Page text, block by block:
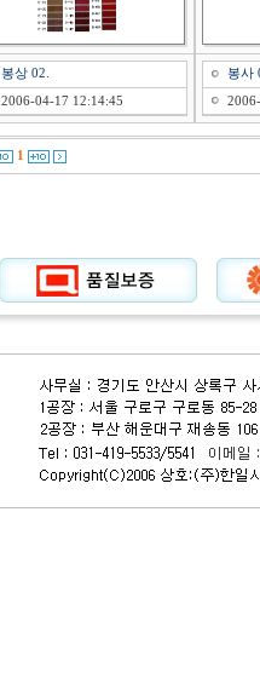
봉상 02.
2006-04-17 12:14:45
봉사
1